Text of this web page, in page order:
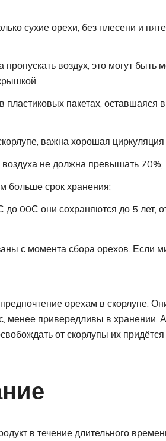
сухие орехи, без плесени и
воздух, это могут быть
пластиковых пакетах, оставшаяся
важна хорошая циркуляция
воздуха не должна превышать 70%;
больше срок хранения;
до 00С они сохраняются до 5 лет,
с момента сбора орехов. Если
орехам в скорлупе.
менее привередливы в хранении.
от скорлупы их придётся
в течение длительного